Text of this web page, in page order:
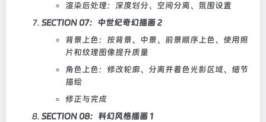
渲染后处理：深度划分、空间分离、氛围设置
SECTION 07：中世纪奇幻插画 2
背景上色：按背景、中景、前景顺序上色、使用照
片和纹理图像提升质量
角色上色：修改轮廓、分离并着色光影区域、细节
描绘
修正与完成
SECTION 08：科幻风格插画 1